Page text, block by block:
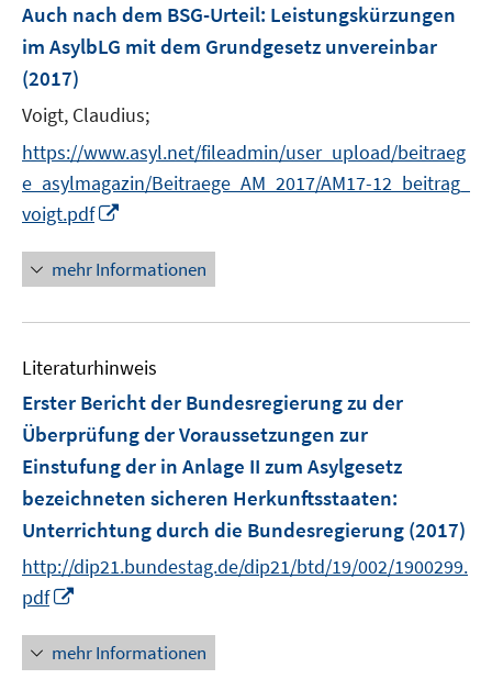
Auch nach dem BSG-Urteil: Leistungskürzungen
im AsylbLG mit dem Grundgesetz unvereinbar
(2017)
Voigt, Claudius;
https://www.asyl.net/fileadmin/user_upload/beitraeg
e_asylmagazin/Beitraege_AM_2017/AM17-12_beitrag_
voigt.pdf
n
e
u
m
F
n
s
t
e
r
ö
f
n
mehr Informationen
Literaturhinweis
Erster Bericht der Bundesregierung zu der
Überprüfung der Voraussetzungen zur
Einstufung der in Anlage II zum Asylgesetz
bezeichneten sicheren Herkunftsstaaten:
Unterrichtung durch die Bundesregierung (2017)
http://dip21.bundestag.de/dip21/btd/19/002/1900299.
pdf
n
e
mehr Informationen